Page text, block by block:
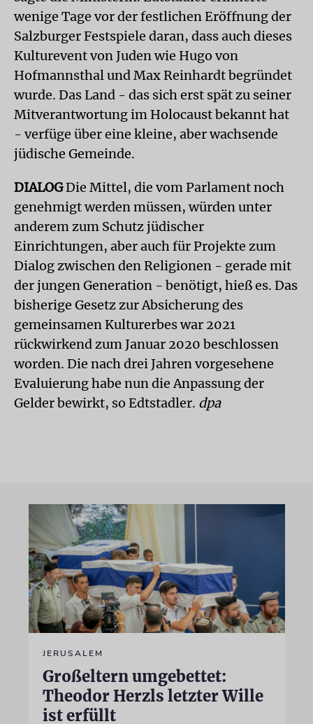
wenige Tage vor der festlichen Eröffnung der
Salzburger Festspiele daran, dass auch dieses
Kulturevent von Juden wie Hugo von
Hofmannsthal und Max Reinhardt begründet
wurde. Das Land - das sich erst spät zu seiner
Mitverantwortung im Holocaust bekannt hat
- verfüge über eine kleine, aber wachsende
jüdische Gemeinde.
DIALOGDie Mittel, die vom Parlament noch
genehmigt werden müssen, würden unter
anderem zum Schutz jüdischer
Einrichtungen, aber auch für Projekte zum
Dialog zwischen den Religionen - gerade mit
der jungen Generation - benötigt, hieß es. Das
bisherige Gesetz zur Absicherung des
gemeinsamen Kulturerbes war 2021
rückwirkend zum Januar 2020 beschlossen
worden. Die nach drei Jahren vorgesehene
Evaluierung habe nun die Anpassung der
Gelder bewirkt, so Edtstadler. dpa
JERUSALEM
Großeltern umgebettet:
Theodor Herzls letzter Wille
ist erfüllt